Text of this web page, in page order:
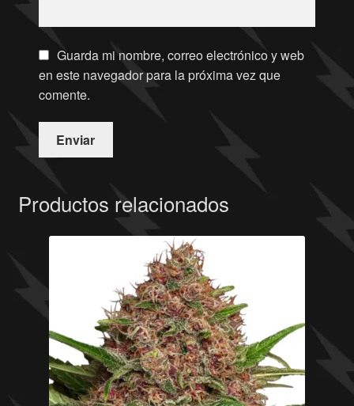
Guarda mi nombre, correo electrónico y web
en este navegador para la próxima vez que
comente.
Productos relacionados